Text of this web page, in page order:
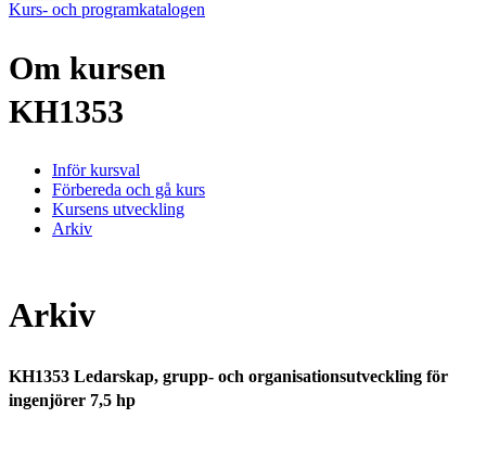
Kurs- och programkatalogen
Om kursen
KH1353
Inför kursval
Förbereda och gå kurs
Kursens utveckling
Arkiv
Arkiv
KH1353 Ledarskap, grupp- och organisationsutveckling för
ingenjörer 7,5 hp